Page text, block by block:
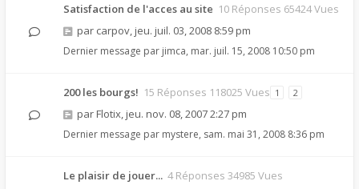
Satisfaction de l'acces au site 10 Réponses 65424 Vues
par carpov, jeu. juil. 03, 2008 8:59 pm
Dernier message par jimca, mar. juil. 15, 2008 10:50 pm
200 les bourgs! 15 Réponses 118025 Vues 1 2
par Flotix, jeu. nov. 08, 2007 2:27 pm
Dernier message par mystere, sam. mai 31, 2008 8:36 pm
Le plaisir de jouer... 4 Réponses 34985 Vues